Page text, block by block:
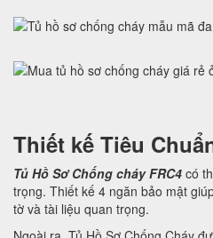
Thiết kế Tiêu
Tủ Hồ Sơ Chống cháy FRC4 có
trọng. Thiết kế 4 ngăn bảo mật
tờ và tài liệu quan trọng.